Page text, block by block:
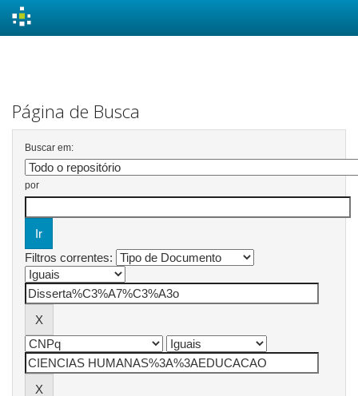
Página de Busca
Buscar em:
por
Filtros correntes: